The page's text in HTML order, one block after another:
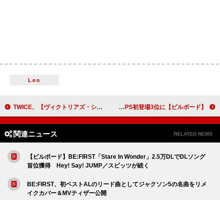
Leo
TWICE、【ヴィクトリアズ・シークレット・ファッション・ショー】でパフォーマンス披露＆スニサ・リーと共演 【ビルボード】テイラー・スウィフト『ザ・ライフ・オブ・ア・ショウガール』がDLアルバム首位に浮上 RADWIMPS初登場3位に
関連ニュース RELATED NEWS
【ビルボード】BE:FIRST「Stare In Wonder」2.5万DLでDLソング
首位獲得 Hey! Say! JUMP／スピッツが続く
BE:FIRST、初ベストALのリード曲としてジャクソン5の名曲をリメ
イクカバー＆MVティザー公開